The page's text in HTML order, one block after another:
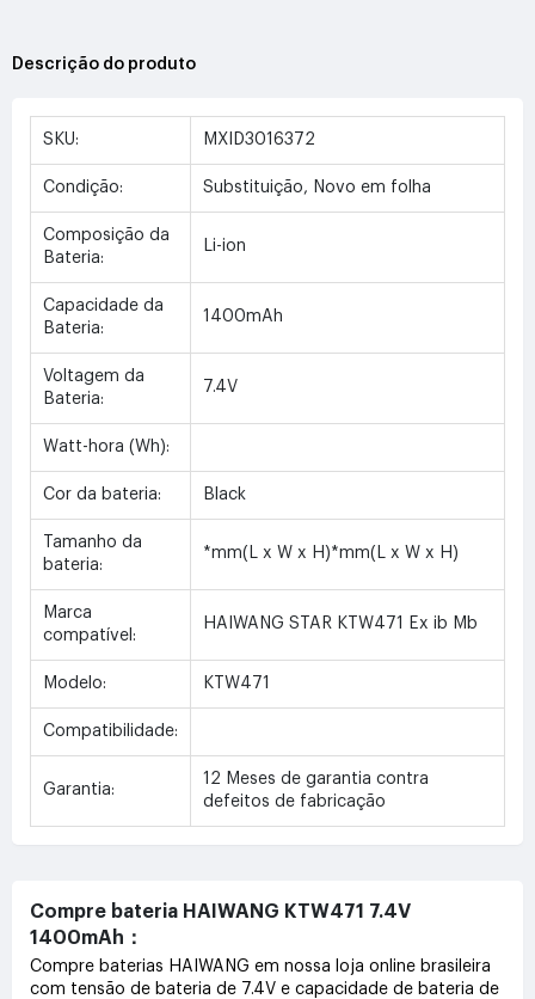
Descrição do produto
SKU: MXID3016372
Condição: Substituição, Novo em folha
Composição da
Bateria:
Li-ion
Capacidade da
Bateria:
1400mAh
Voltagem da
Bateria:
7.4V
Watt-hora (Wh):
Cor da bateria: Black
Tamanho da
bateria:
*mm(L x W x H)*mm(L x W x H)
Marca
compatível:
HAIWANG STAR KTW471 Ex ib Mb
Modelo: KTW471
Compatibilidade:
Garantia:
12 Meses de garantia contra
defeitos de fabricação
Compre bateria HAIWANG KTW471 7.4V
1400mAh：
Compre baterias HAIWANG em nossa loja online brasileira
com tensão de bateria de 7.4V e capacidade de bateria de